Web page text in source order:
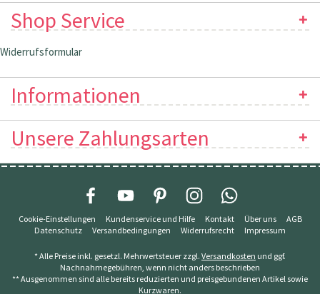
Shop Service
Widerrufsformular
Informationen
Unsere Zahlungsarten
Cookie-Einstellungen Kundenservice und Hilfe Kontakt Über uns
AGB
Datenschutz
Versandbedingungen Widerrufsrecht Impressum
* Alle Preise inkl. gesetzl. Mehrwertsteuer zzgl. Versandkosten und ggf.
Nachnahmegebühren, wenn nicht anders beschrieben
** Ausgenommen sind alle bereits reduzierten und preisgebundenen Artikel sowie
Kurzwaren.